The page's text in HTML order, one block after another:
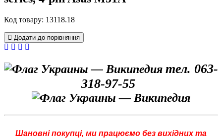
Код товару: 13118.18
Додати до порівняння
тел. 063-
318-97-55
Шановні покупці, ми працюємо без вихідних та